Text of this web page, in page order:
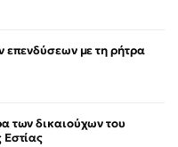
επενδύσεων με τη ρήτρα
των δικαιούχων του